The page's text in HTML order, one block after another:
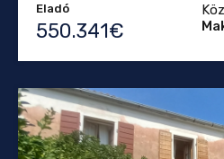
Eladó
550.341€